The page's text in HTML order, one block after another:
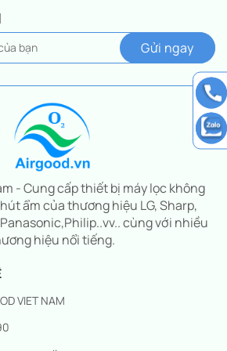
- Cung cấp thiết bị máy lọc không
ẩm của thương hiệu LG, Sharp,
cùng với nhiều
hiệu nổi tiếng.
VIET NAM